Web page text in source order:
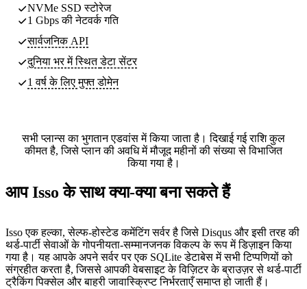
NVMe SSD स्टोरेज
1 Gbps की नेटवर्क गति
सार्वजनिक API
दुनिया भर में स्थितडेटा सेंटर
1 वर्ष के लिए मुफ्त डोमेन
सभी प्लान्स का भुगतान एडवांस में किया जाता है। दिखाई गई राशि कुल
कीमत है, जिसे प्लान की अवधि में मौजूद महीनों की संख्या से विभाजित
किया गया है।
आप Isso के साथ क्या-क्या बना सकते हैं
Isso एक हल्का, सेल्फ-होस्टेड कमेंटिंग सर्वर है जिसे Disqus और इसी तरह की
थर्ड-पार्टी सेवाओं के गोपनीयता-सम्मानजनक विकल्प के रूप में डिज़ाइन किया
गया है। यह आपके अपने सर्वर पर एक SQLite डेटाबेस में सभी टिप्पणियों को
संग्रहीत करता है, जिससे आपकी वेबसाइट के विज़िटर के ब्राउज़र से थर्ड-पार्टी
ट्रैकिंग पिक्सेल और बाहरी जावास्क्रिप्ट निर्भरताएँ समाप्त हो जाती हैं।